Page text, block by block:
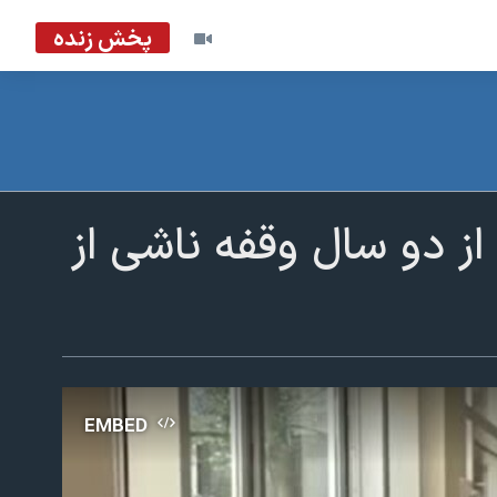
پخش زنده
از دو سال وقفه ناشی از
EMBED